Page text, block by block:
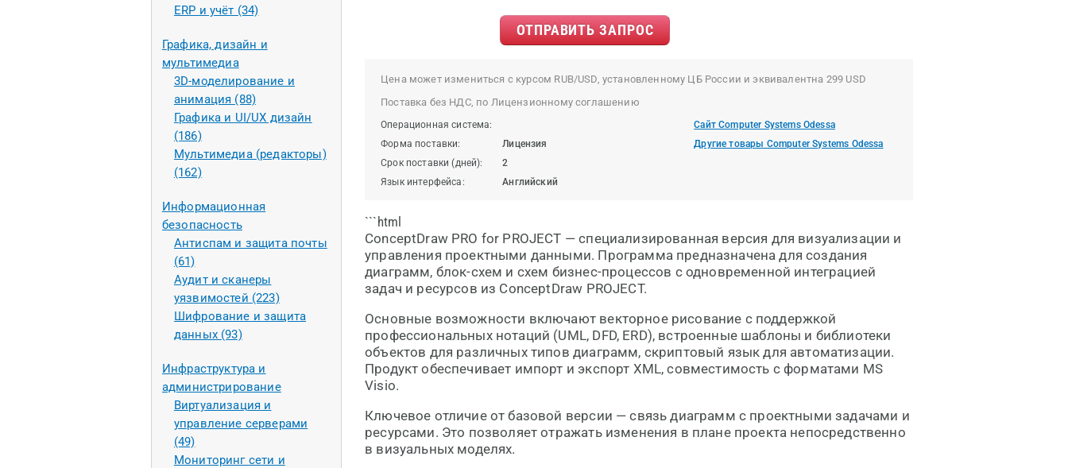
ERP и учёт (34)
Графика, дизайн и
мультимедиа
3D-моделирование и
анимация (88)
Графика и UI/UX дизайн
(186)
Мультимедиа (редакторы)
(162)
Информационная
безопасность
Антиспам и защита почты
(61)
Аудит и сканеры
уязвимостей (223)
Шифрование и защита
данных (93)
Инфраструктура и
администрирование
Виртуализация и
управление серверами
(49)
Мониторинг сети и
ОТПРАВИТЬ ЗАПРОС
Цена может измениться с курсом RUB/USD, установленному ЦБ России и эквивалентна 299 USD
Поставка без НДС, по Лицензионному соглашению
Операционная система:
Форма поставки:
Лицензия
Срок поставки (дней):
2
Язык интерфейса:
Английский
Сайт Computer Systems Odessa
Другие товары Computer Systems Odessa
```html
ConceptDraw PRO for PROJECT — специализированная версия для визуализации и
управления проектными данными. Программа предназначена для создания
диаграмм, блок-схем и схем бизнес-процессов с одновременной интеграцией
задач и ресурсов из ConceptDraw PROJECT.
Основные возможности включают векторное рисование с поддержкой
профессиональных нотаций (UML, DFD, ERD), встроенные шаблоны и библиотеки
объектов для различных типов диаграмм, скриптовый язык для автоматизации.
Продукт обеспечивает импорт и экспорт XML, совместимость с форматами MS
Visio.
Ключевое отличие от базовой версии — связь диаграмм с проектными задачами и
ресурсами. Это позволяет отражать изменения в плане проекта непосредственно
в визуальных моделях.